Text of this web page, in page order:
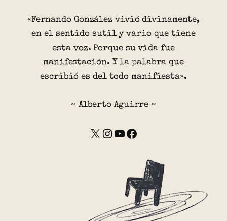
«Fernando González vivió divinamente,
en el sentido sutil y vario que tiene
esta voz. Porque su vida fue
manifestación. Y la palabra que
escribió es del todo manifiesta».
~ Alberto Aguirre ~
X Instagram YouTube Facebook